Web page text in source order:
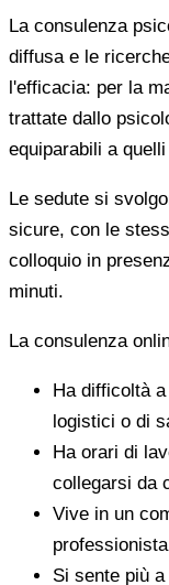
La consulenza
diffusa e le
l'efficacia: per la
trattate dallo
equiparabili a
Le sedute si
sicure, con le
colloquio in
minuti.
La consulenza
Ha difficoltà
logistici o di
Ha orari di
collegarsi da
Vive in un
Si sente più